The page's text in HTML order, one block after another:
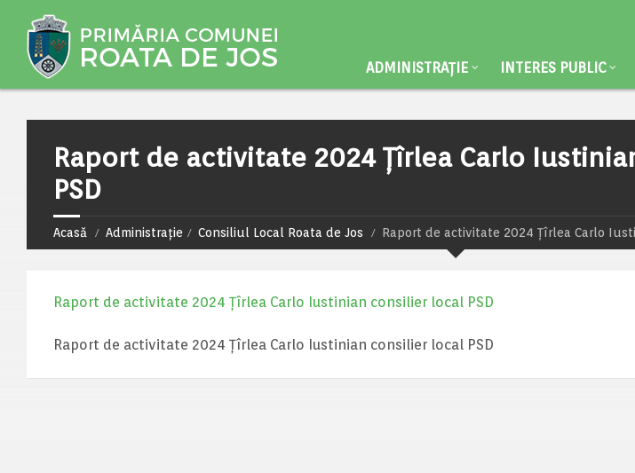
ADMINISTRAȚIE INTERES PUBLIC
Raport de activitate 2024 Țîrlea Carlo
PSD
Acasă Administrație Consiliul Local Roata de Jos Raport de activitate 2024 Țîrlea Carlo
Raport de activitate 2024 Țîrlea Carlo Iustinian consilier local PSD
Raport de activitate 2024 Țîrlea Carlo Iustinian consilier local PSD